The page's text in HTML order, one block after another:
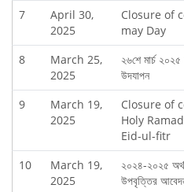
7
April 30,
2025
Closure of
may Day
8
March 25,
2025
২৬শে মার্চ ২০২৫
উদযাপন
9
March 19,
2025
Closure of
Holy
Eid-ul-fitr
10
March 19,
2025
২০২৪-২০২৫ অর্থ
উপবৃত্তির